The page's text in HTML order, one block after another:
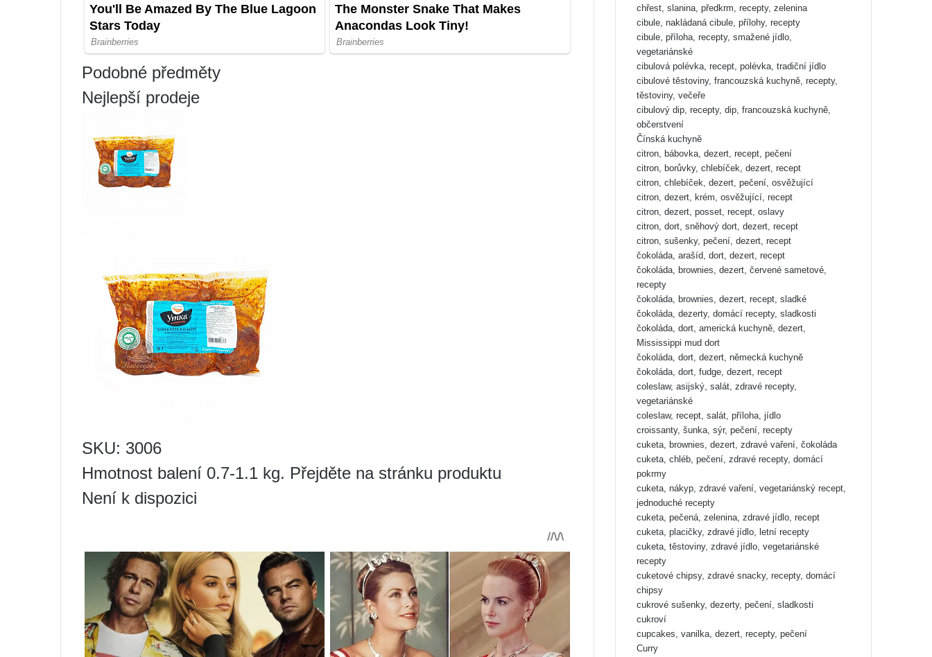
Podobné předměty
Nejlepší prodeje
SKU: 3006
Hmotnost balení 0.7-1.1 kg. Přejděte na stránku produktu
Není k dispozici
chřest, slanina, předkrm, recepty, zelenina
cibule, nakládaná cibule, přílohy, recepty
cibule, příloha, recepty, smažené jídlo,
vegetariánské
cibulová polévka, recept, polévka, tradiční jídlo
cibulové těstoviny, francouzská kuchyně, recepty,
těstoviny, večeře
cibulový dip, recepty, dip, francouzská kuchyně,
občerstvení
Čínská kuchyně
citron, bábovka, dezert, recept, pečení
citron, borůvky, chlebíček, dezert, recept
citron, chlebíček, dezert, pečení, osvěžující
citron, dezert, krém, osvěžující, recept
citron, dezert, posset, recept, oslavy
citron, dort, sněhový dort, dezert, recept
citron, sušenky, pečení, dezert, recept
čokoláda, arašíd, dort, dezert, recept
čokoláda, brownies, dezert, červené sametové,
recepty
čokoláda, brownies, dezert, recept, sladké
čokoláda, dezerty, domácí recepty, sladkosti
čokoláda, dort, americká kuchyně, dezert,
Mississippi mud dort
čokoláda, dort, dezert, německá kuchyně
čokoláda, dort, fudge, dezert, recept
coleslaw, asijský, salát, zdravé recepty,
vegetariánské
coleslaw, recept, salát, příloha, jídlo
croissanty, šunka, sýr, pečení, recepty
cuketa, brownies, dezert, zdravé vaření, čokoláda
cuketa, chléb, pečení, zdravé recepty, domácí
pokrmy
cuketa, nákyp, zdravé vaření, vegetariánský recept,
jednoduché recepty
cuketa, pečená, zelenina, zdravé jídlo, recept
cuketa, placičky, zdravé jídlo, letní recepty
cuketa, těstoviny, zdravé jídlo, vegetariánské
recepty
cuketové chipsy, zdravé snacky, recepty, domácí
chipsy
cukrové sušenky, dezerty, pečení, sladkosti
cukroví
cupcakes, vanilka, dezert, recepty, pečení
Curry